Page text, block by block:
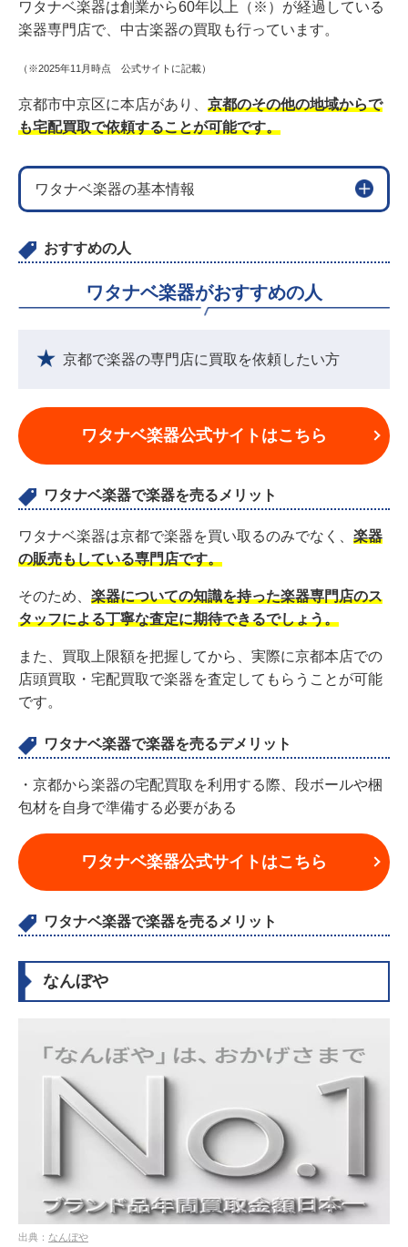
ワタナベ楽器は創業から60年以上（※）が経過している
楽器専門店で、中古楽器の買取も行っています。
（※2025年11月時点 公式サイトに記載）
京都市中京区に本店があり、 京都のその他の地域からで
も宅配買取で依頼することが可能です。
ワタナベ楽器の基本情報
おすすめの人
ワタナベ楽器がおすすめの人
京都で楽器の専門店に買取を依頼したい方
ワタナベ楽器公式サイトはこちら
ワタナベ楽器で楽器を売るメリット
ワタナベ楽器は京都で楽器を買い取るのみでなく、 楽器
の販売もしている専門店です。
そのため、 楽器についての知識を持った楽器専門店のス
タッフによる丁寧な査定に期待できるでしょう。
また、買取上限額を把握してから、実際に京都本店での
店頭買取・宅配買取で楽器を査定してもらうことが可能
です。
ワタナベ楽器で楽器を売るデメリット
・京都から楽器の宅配買取を利用する際、段ボールや梱
包材を自身で準備する必要がある
ワタナベ楽器公式サイトはこちら
ワタナベ楽器で楽器を売るメリット
なんぼや
出典： なんぼや